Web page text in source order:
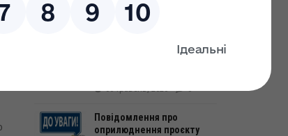
територіальної громади
термін дії?
06 травень, 2026 0
Повідомлення про
оприлюднення проєкту